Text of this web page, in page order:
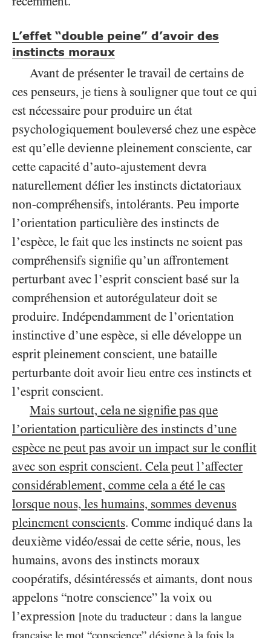
L’effet “double peine” d’avoir des
instincts moraux
Avant de présenter le travail de certains de
ces penseurs, je tiens à souligner que tout ce qui
est nécessaire pour produire un état
psychologiquement bouleversé chez une espèce
est qu’elle devienne pleinement consciente, car
cette capacité d’auto-ajustement devra
naturellement défier les instincts dictatoriaux
non-compréhensifs, intolérants. Peu importe
l’orientation particulière des instincts de
l’espèce, le fait que les instincts ne soient pas
compréhensifs signifie qu’un affrontement
perturbant avec l’esprit conscient basé sur la
compréhension et autorégulateur doit se
produire. Indépendamment de l’orientation
instinctive d’une espèce, si elle développe un
esprit pleinement conscient, une bataille
perturbante doit avoir lieu entre ces instincts et
l’esprit conscient.
Mais surtout, cela ne signifie pas que
l’orientation particulière des instincts d’une
espèce ne peut pas avoir un impact sur le conflit
avec son esprit conscient. Cela peut l’affecter
considérablement, comme cela a été le cas
lorsque nous, les humains, sommes devenus
pleinement conscients. Comme indiqué dans la
deuxième vidéo/essai de cette série, nous, les
humains, avons des instincts moraux
coopératifs, désintéressés et aimants, dont nous
appelons “notre conscience” la voix ou
l’expression [note du traducteur : dans la langue
française le mot “conscience” désigne à la fois la